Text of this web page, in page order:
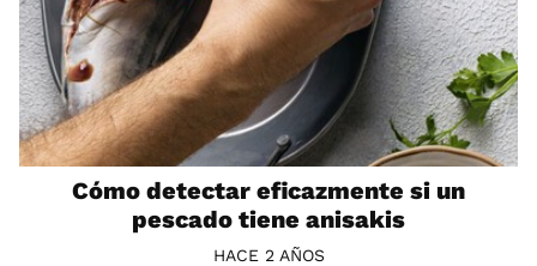
Cómo detectar eficazmente si un
pescado tiene anisakis
HACE 2 AÑOS